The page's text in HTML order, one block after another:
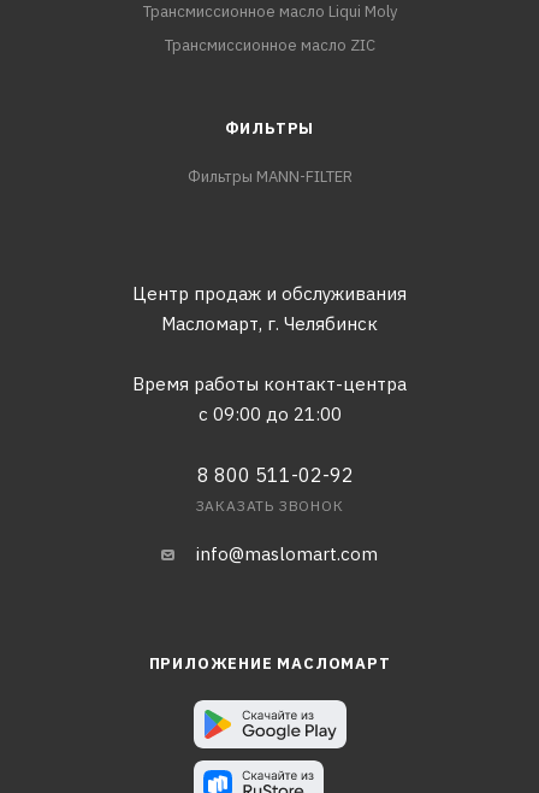
Трансмиссионное масло Liqui Moly
Трансмиссионное масло ZIC
ФИЛЬТРЫ
Фильтры MANN-FILTER
Центр продаж и обслуживания
Масломарт, г. Челябинск
Время работы контакт-центра
с 09:00 до 21:00
8 800 511-02-92
ЗАКАЗАТЬ ЗВОНОК
info@maslomart.com
ПРИЛОЖЕНИЕ МАСЛОМАРТ